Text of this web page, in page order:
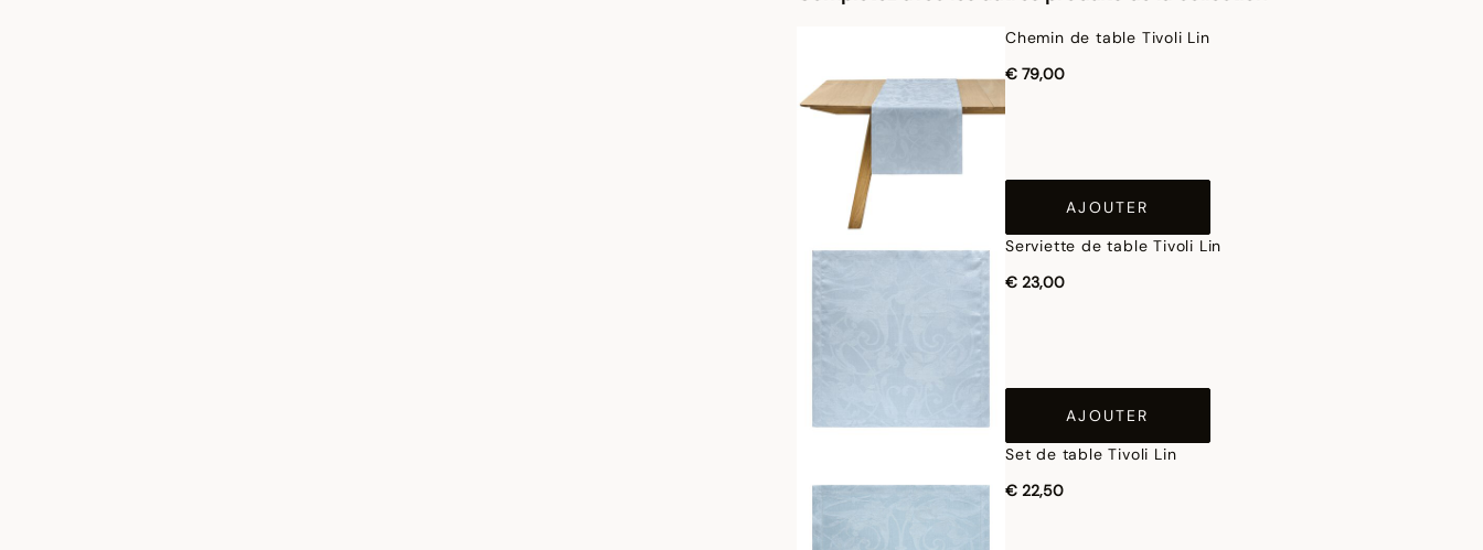
Chemin de table Tivoli Lin
€ 79,00
AJOUTER
Serviette de table Tivoli Lin
€ 23,00
AJOUTER
Set de table Tivoli Lin
€ 22,50